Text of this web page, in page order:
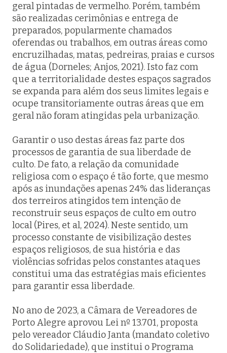
geral pintadas de vermelho. Porém, também
são realizadas cerimônias e entrega de
preparados, popularmente chamados
oferendas ou trabalhos, em outras áreas como
encruzilhadas, matas, pedreiras, praias e cursos
de água (Dorneles; Anjos, 2021). Isto faz com
que a territorialidade destes espaços sagrados
se expanda para além dos seus limites legais e
ocupe transitoriamente outras áreas que em
geral não foram atingidas pela urbanização.
Garantir o uso destas áreas faz parte dos
processos de garantia de sua liberdade de
culto. De fato, a relação da comunidade
religiosa com o espaço é tão forte, que mesmo
após as inundações apenas 24% das lideranças
dos terreiros atingidos tem intenção de
reconstruir seus espaços de culto em outro
local (Pires, et al, 2024). Neste sentido, um
processo constante de visibilização destes
espaços religiosos, de sua história e das
violências sofridas pelos constantes ataques
constitui uma das estratégias mais eficientes
para garantir essa liberdade.
No ano de 2023, a Câmara de Vereadores de
Porto Alegre aprovou Lei nº 13.701, proposta
pelo vereador Cláudio Janta (mandato coletivo
do Solidariedade), que institui o Programa